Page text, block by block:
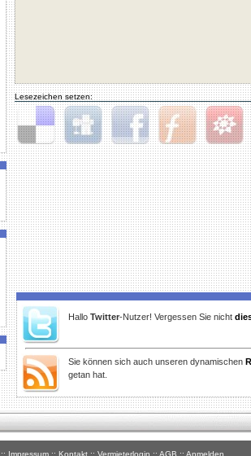
Lesezeichen setzen:
Delicious Digg Facebook Furl StudiVZ
Hallo Twitter-Nutzer! Vergessen Sie nicht
Sie können sich auch unseren dynamischen
getan hat.
:: Impressum :: Kontakt :: Vermieterlogin :: AGB :: Anmelden